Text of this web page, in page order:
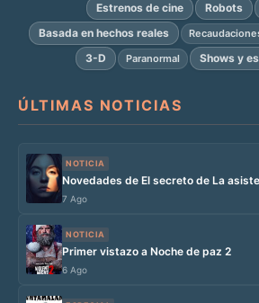
Estrenos de cine
Robots
Basada en hechos reales
3-D
Paranormal Shows y
ÚLTIMAS NOTICIAS
NOTICIA
Novedades de El secreto de La
7 Ago
NOTICIA
Primer vistazo a Noche de paz 2
6 Ago